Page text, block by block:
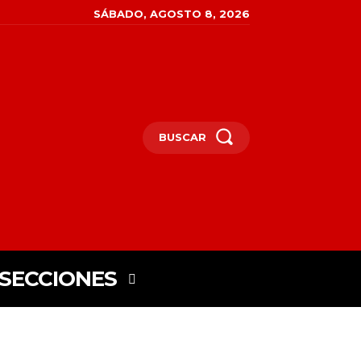
SÁBADO, AGOSTO 8, 2026
BUSCAR